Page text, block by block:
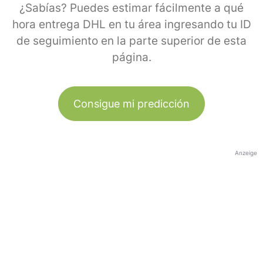
¿Sabías? Puedes estimar fácilmente a qué
hora entrega DHL en tu área ingresando tu ID
de seguimiento en la parte superior de esta
página.
Consigue mi predicción
Anzeige